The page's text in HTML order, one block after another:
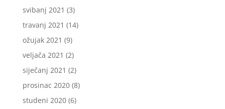
svibanj 2021 (3)
travanj 2021 (14)
ožujak 2021 (9)
veljača 2021 (2)
siječanj 2021 (2)
prosinac 2020(8)
studeni 2020(6)